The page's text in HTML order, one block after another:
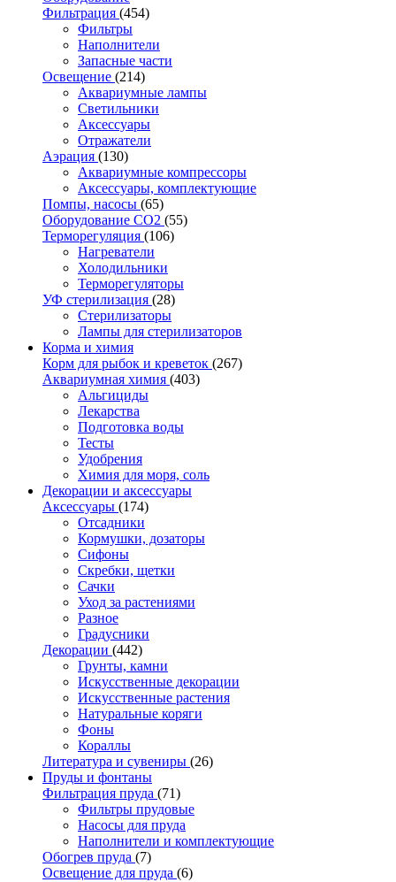
Фильтрация (454)
Фильтры
Наполнители
Запасные части
Освещение (214)
Аквариумные лампы
Светильники
Аксессуары
Отражатели
Аэрация (130)
Аквариумные компрессоры
Аксессуары, комплектующие
Помпы, насосы (65)
Оборудование CO2 (55)
Терморегуляция (106)
Нагреватели
Холодильники
Терморегуляторы
УФ стерилизация (28)
Стерилизаторы
Лампы для стерилизаторов
Корма и химия
Корм для рыбок и креветок (267)
Аквариумная химия (403)
Альгициды
Лекарства
Подготовка воды
Тесты
Удобрения
Химия для моря, соль
Декорации и аксессуары
Аксессуары (174)
Отсадники
Кормушки, дозаторы
Сифоны
Скребки, щетки
Сачки
Уход за растениями
Разное
Градусники
Декорации (442)
Грунты, камни
Искусственные декорации
Искусственные растения
Натуральные коряги
Фоны
Кораллы
Литература и сувениры (26)
Пруды и фонтаны
Фильтрация пруда (71)
Фильтры прудовые
Насосы для пруда
Наполнители и комплектующие
Обогрев пруда (7)
Освещение для пруда (6)